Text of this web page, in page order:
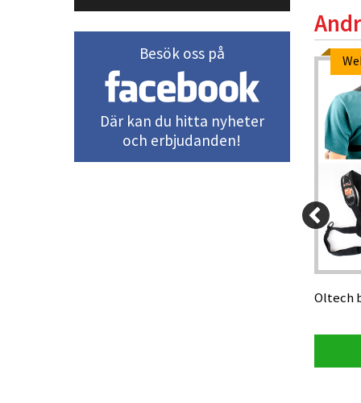
Paketpris
Oltech
Besök oss på
Där kan du hitta nyheter
och erbjudanden!